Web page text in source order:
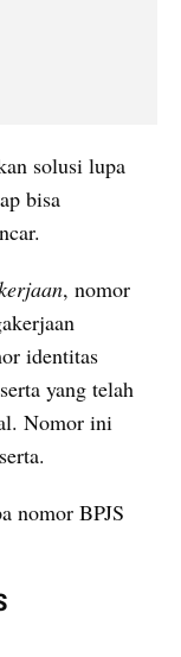
solusi lupa
bisa
, nomor
identitas
yang telah
Nomor ini
nomor BPJS